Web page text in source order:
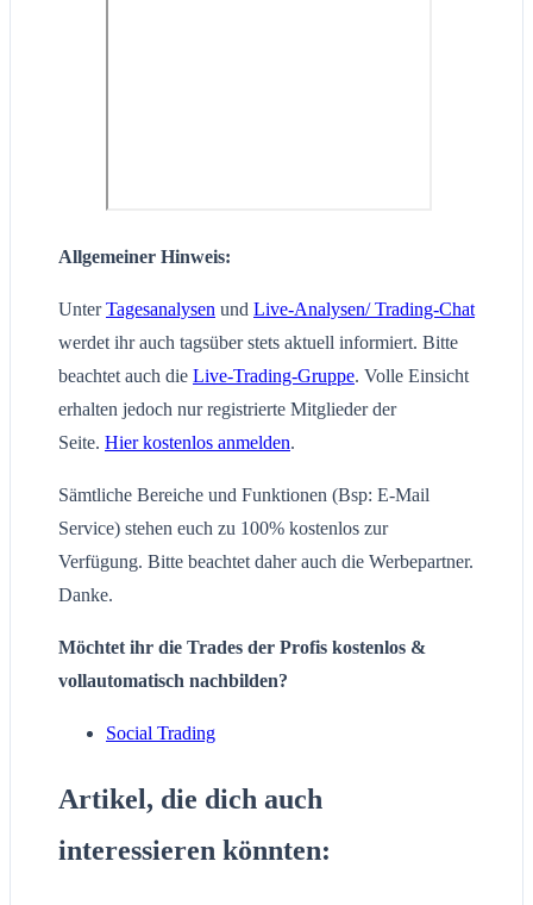
Allgemeiner Hinweis:
UnterTagesanalysen und Live-Analysen/ Trading-Chat
werdet ihr auch tagsüber stets aktuell informiert. Bitte
beachtet auch die Live-Trading-Gruppe. Volle Einsicht
erhalten jedoch nur registrierte Mitglieder der
Seite. Hier kostenlos anmelden.
Sämtliche Bereiche und Funktionen (Bsp: E-Mail
Service) stehen euch zu 100% kostenlos zur
Verfügung. Bitte beachtet daher auch die Werbepartner.
Danke.
Möchtet ihr die Trades der Profis kostenlos &
vollautomatisch nachbilden?
Social Trading
Artikel, die dich auch
interessieren könnten: